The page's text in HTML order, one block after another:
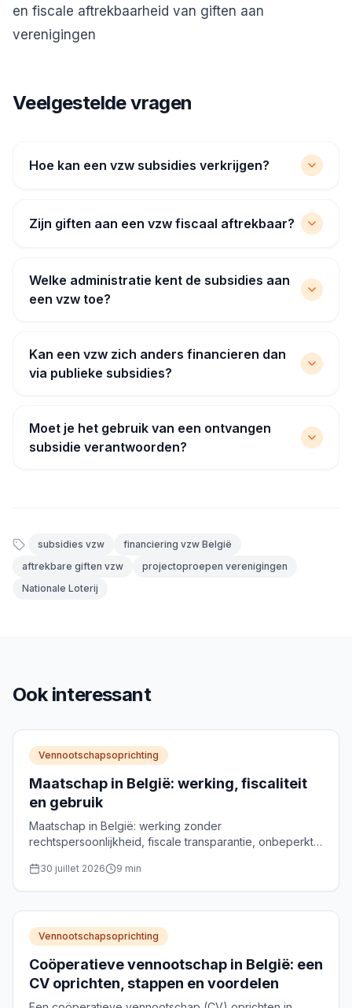
en fiscale aftrekbaarheid van giften aan
verenigingen
Veelgestelde vragen
Hoe kan een vzw subsidies verkrijgen?
Zijn giften aan een vzw fiscaal aftrekbaar?
Welke administratie kent de subsidies aan
een vzw toe?
Kan een vzw zich anders financieren dan
via publieke subsidies?
Moet je het gebruik van een ontvangen
subsidie verantwoorden?
subsidies vzw
financiering vzw België
aftrekbare giften vzw
projectoproepen verenigingen
Nationale Loterij
Ook interessant
Vennootschapsoprichting
Maatschap in België: werking, fiscaliteit
en gebruik
Maatschap in België: werking zonder
rechtspersoonlijkheid, fiscale transparantie, onbeperkte
vermogensbeheer.
30 juillet 2026 9 min
Vennootschapsoprichting
Coöperatieve vennootschap in België: een
CV oprichten, stappen en voordelen